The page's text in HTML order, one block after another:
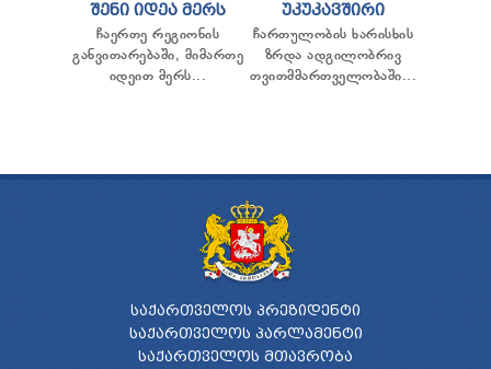
ᲨᲔᲜᲘ ᲘᲓᲔᲐ ᲛᲔᲠᲡ
ჩაერთე რეგიონის
განვითარებაში, მიმართე
იდეით მერს...
ᲣᲙᲣᲙᲐᲕᲨᲘᲠᲘ
ჩართულობის ხარისხის
ზრდა ადგილობრივ
თვითმმართველობაში...
ᲡᲐᲥᲐᲠᲗᲕᲔᲚᲝᲡ ᲞᲠᲔᲖᲘᲓᲔᲜᲢᲘ
ᲡᲐᲥᲐᲠᲗᲕᲔᲚᲝᲡ ᲞᲐᲠᲚᲐᲛᲔᲜᲢᲘ
ᲡᲐᲥᲐᲠᲗᲕᲔᲚᲝᲡ ᲛᲗᲐᲕᲠᲝᲑᲐ